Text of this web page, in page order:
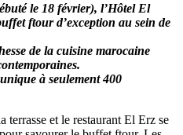
le 18 février), l’Hôtel El
ftour d’exception au sein de
de la cuisine marocaine
à seulement 400
terrasse et le restaurant El Erz se